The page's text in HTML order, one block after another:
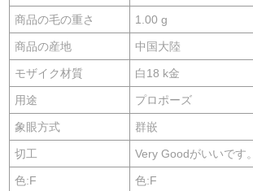
商品の毛の重さ 1.00 g
商品の産地 中国大陸
モザイク材質 白18 k金
用途 プロポーズ
象眼方式 群嵌
切工 Very Goodがいいです。
色:F 色:F